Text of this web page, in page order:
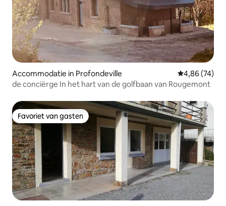
Accommodatie in Profondeville Gemiddelde
4,86 (74)
de conciërge In het hart van de golfbaan van Rougemont
Favoriet van gasten
Favoriet van gasten